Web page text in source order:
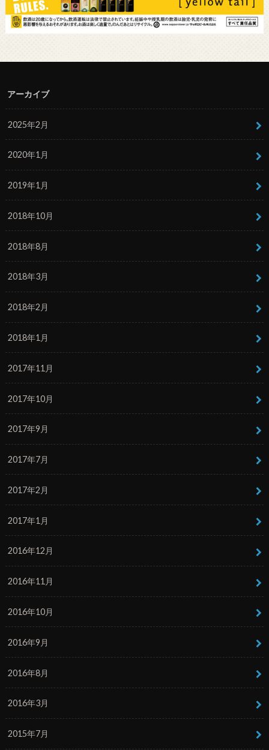
アーカイブ
2025年2月
2020年1月
2019年1月
2018年10月
2018年8月
2018年3月
2018年2月
2018年1月
2017年11月
2017年10月
2017年9月
2017年7月
2017年2月
2017年1月
2016年12月
2016年11月
2016年10月
2016年9月
2016年8月
2016年3月
2015年7月